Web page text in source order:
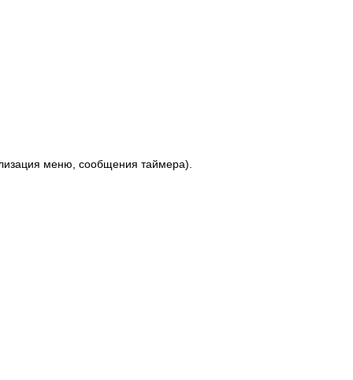
меню, сообщения таймера).